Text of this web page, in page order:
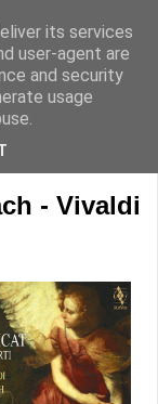
- Vivaldi
its services
user-agent are
and security
usage